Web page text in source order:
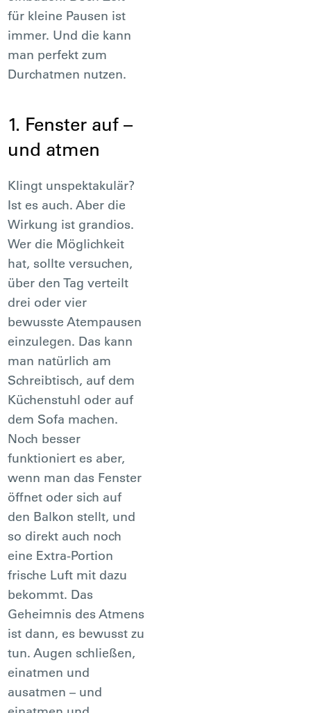
für kleine Pausen ist
immer. Und die kann
man perfekt zum
Durchatmen nutzen.
1. Fenster auf –
und atmen
Klingt unspektakulär?
Ist es auch. Aber die
Wirkung ist grandios.
Wer die Möglichkeit
hat, sollte versuchen,
über den Tag verteilt
drei oder vier
bewusste Atempausen
einzulegen. Das kann
man natürlich am
Schreibtisch, auf dem
Küchenstuhl oder auf
dem Sofa machen.
Noch besser
funktioniert es aber,
wenn man das Fenster
öffnet oder sich auf
den Balkon stellt, und
so direkt auch noch
eine Extra-Portion
frische Luft mit dazu
bekommt. Das
Geheimnis des Atmens
ist dann, es bewusst zu
tun. Augen schließen,
einatmen und
ausatmen – und